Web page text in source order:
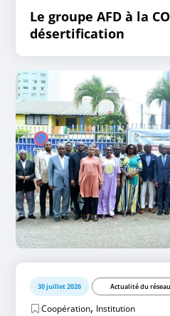
Le groupe AFD à la
désertification
30 juillet 2026 Actualité du réseau
Coopération, Institution